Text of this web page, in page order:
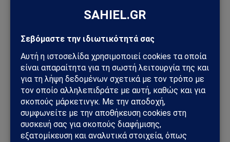
ΚΌΣΜΟΣ
Ιός hantavirus σε κρουαζιερόπλοιο στον
Ατλαντικό: Τρεις νεκροί και διεθνής συναγερμός
04/05/2026